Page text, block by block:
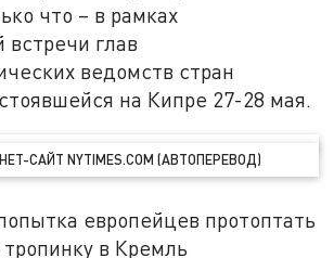
что – в рамках
глав
ведомств стран
на Кипре 27-28 мая.
САЙТ NYTIMES.COM (АВТОПЕРЕВОД)
европейцев протоптать
в Кремль